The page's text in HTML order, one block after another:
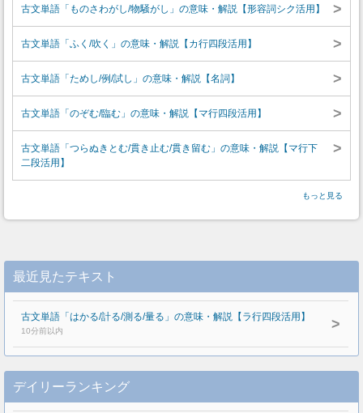
古文単語「ものさわがし/物騒がし」の意味・解説【形容詞シク活用】 >
古文単語「ふく/吹く」の意味・解説【カ行四段活用】 >
古文単語「ためし/例/試し」の意味・解説【名詞】 >
古文単語「のぞむ/臨む」の意味・解説【マ行四段活用】 >
古文単語「つらぬきとむ/貫き止む/貫き留む」の意味・解説【マ行下
二段活用】
>
もっと見る
最近見たテキスト
古文単語「はかる/計る/測る/量る」の意味・解説【ラ行四段活用】
10分前以内 >
デイリーランキング